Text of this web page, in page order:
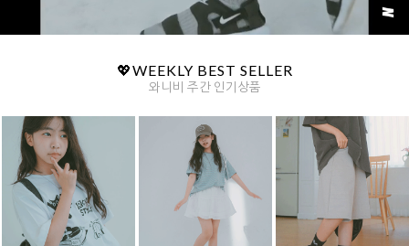
💖WEEKLY BEST SELLER
와니비 주간 인기상품